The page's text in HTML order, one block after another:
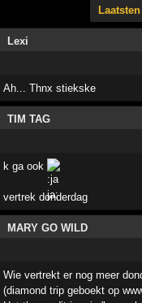
Laatsten
Lexi
Ah... Thnx stiekske
TIM TAG
k ga ook
vertrek donderdag
MARY GO WILD
Wie vertrekt er nog meer
(diamond trip geboekt op